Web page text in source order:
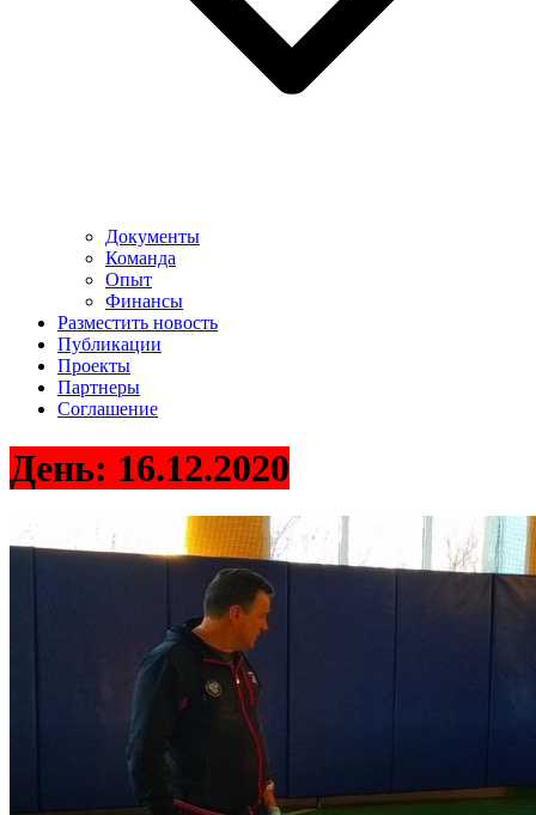
Документы
Команда
Опыт
Финансы
Разместить новость
Публикации
Проекты
Партнеры
Соглашение
День: 16.12.2020